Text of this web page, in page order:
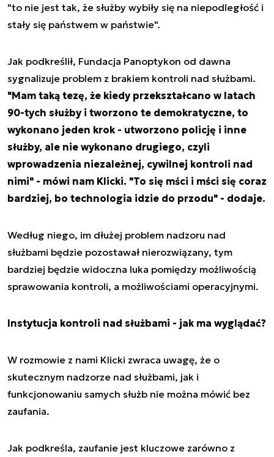
"to nie jest tak, że służby wybiły się na niepodległość i
stały się państwem w państwie".
Jak podkreślił, Fundacja Panoptykon od dawna
sygnalizuje problem z brakiem kontroli nad służbami.
"Mam taką tezę, że kiedy przekształcano w latach
90-tych służby i tworzono te demokratyczne, to
wykonano jeden krok - utworzono policję i inne
służby, ale nie wykonano drugiego, czyli
wprowadzenia niezależnej, cywilnej kontroli nad
nimi" - mówi nam Klicki. "To się mści i mści się coraz
bardziej, bo technologia idzie do przodu" - dodaje.
Według niego, im dłużej problem nadzoru nad
służbami będzie pozostawał nierozwiązany, tym
bardziej będzie widoczna luka pomiędzy możliwością
sprawowania kontroli, a możliwościami operacyjnymi.
Instytucja kontroli nad służbami - jak ma wyglądać?
W rozmowie z nami Klicki zwraca uwagę, że o
skutecznym nadzorze nad służbami, jak i
funkcjonowaniu samych służb nie można mówić bez
zaufania.
Jak podkreśla, zaufanie jest kluczowe zarówno z